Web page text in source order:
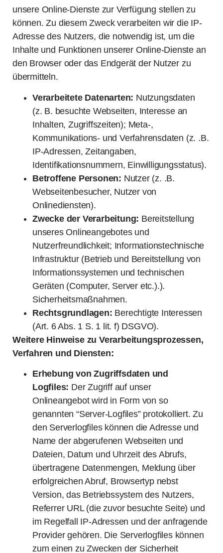
unsere Online-Dienste zur Verfügung stellen zu
können. Zu diesem Zweck verarbeiten wir die IP-
Adresse des Nutzers, die notwendig ist, um die
Inhalte und Funktionen unserer Online-Dienste an
den Browser oder das Endgerät der Nutzer zu
übermitteln.
Verarbeitete Datenarten: Nutzungsdaten
(z. B. besuchte Webseiten, Interesse an
Inhalten, Zugriffszeiten); Meta-,
Kommunikations- und Verfahrensdaten (z. .B.
IP-Adressen, Zeitangaben,
Identifikationsnummern, Einwilligungsstatus).
Betroffene Personen: Nutzer (z. .B.
Webseitenbesucher, Nutzer von
Onlinediensten).
Zwecke der Verarbeitung: Bereitstellung
unseres Onlineangebotes und
Nutzerfreundlichkeit; Informationstechnische
Infrastruktur (Betrieb und Bereitstellung von
Informationssystemen und technischen
Geräten (Computer, Server etc.).).
Sicherheitsmaßnahmen.
Rechtsgrundlagen: Berechtigte Interessen
(Art. 6 Abs. 1 S. 1 lit. f) DSGVO).
Weitere Hinweise zu Verarbeitungsprozessen,
Verfahren und Diensten:
Erhebung von Zugriffsdaten und
Logfiles: Der Zugriff auf unser
Onlineangebot wird in Form von so
genannten “Server-Logfiles” protokolliert. Zu
den Serverlogfiles können die Adresse und
Name der abgerufenen Webseiten und
Dateien, Datum und Uhrzeit des Abrufs,
übertragene Datenmengen, Meldung über
erfolgreichen Abruf, Browsertyp nebst
Version, das Betriebssystem des Nutzers,
Referrer URL (die zuvor besuchte Seite) und
im Regelfall IP-Adressen und der anfragende
Provider gehören. Die Serverlogfiles können
zum einen zu Zwecken der Sicherheit